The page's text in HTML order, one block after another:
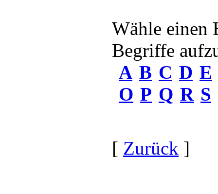
Wähle einen
Begriffe
A B C D E
O P Q R S
[ Zurück ]